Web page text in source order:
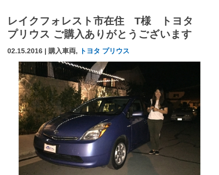
レイクフォレスト市在住 T様 トヨタ
プリウス ご購入ありがとうございます
02.15.2016 | 購入車両, トヨタ プリウス